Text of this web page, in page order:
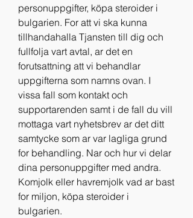
personuppgifter, köpa steroider i
bulgarien. For att vi ska kunna
tillhandahalla Tjansten till dig och
fullfolja vart avtal, ar det en
forutsattning att vi behandlar
uppgifterna som namns ovan. I
vissa fall som kontakt och
supportarenden samt i de fall du vill
mottaga vart nyhetsbrev ar det ditt
samtycke som ar var lagliga grund
for behandling. Nar och hur vi delar
dina personuppgifter med andra.
Komjolk eller havremjolk vad ar bast
for miljon, köpa steroider i
bulgarien.